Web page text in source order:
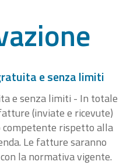
e senza limiti
e senza limiti - In totale
(inviate e ricevute)
competente rispetto alla
Le fatture saranno
la normativa vigente.